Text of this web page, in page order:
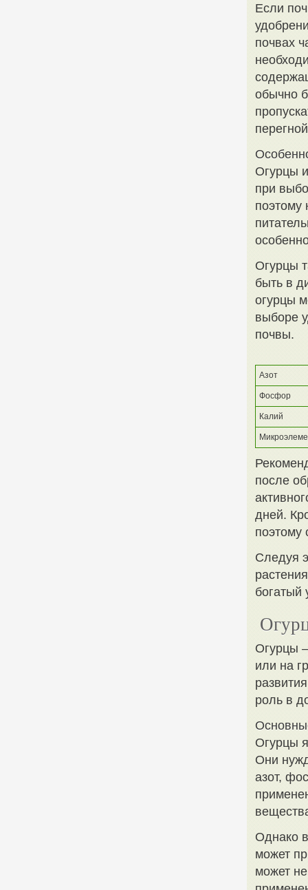
Если
почвах
обычно
Огурцы
при
поэтому
Огурцы
быть в
огурцы
выборе
почвы.
Азот
Фосфор
Калий
после
дней.
поэтому
Следуя
богатый
Огурцы
или на
роль в
Огурцы
Они
азот,
Однако
может
может